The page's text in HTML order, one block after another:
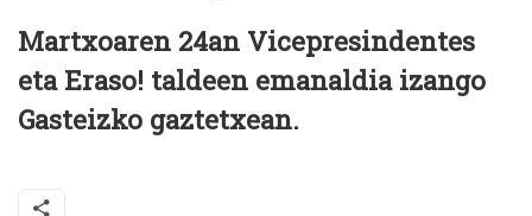
Martxoaren 24an Vicepresindentes
eta Eraso! taldeen emanaldia izango
Gasteizko gaztetxean.